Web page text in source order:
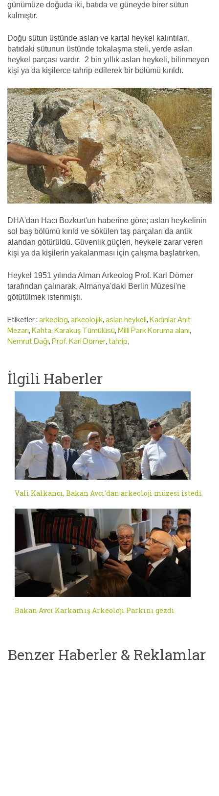
günümüze doğuda iki, batıda ve güneyde birer sütun
kalmıştır.
Doğu sütun üstünde aslan ve kartal heykel kalıntıları,
batıdaki sütunun üstünde tokalaşma steli, yerde aslan
heykel parçası vardır. 2 bin yıllık aslan heykeli, bilinmeyen
kişi ya da kişilerce tahrip edilerek bir bölümü kırıldı.
DHA'dan Hacı Bozkurt'un haberine göre; aslan heykelinin
sol baş bölümü kırıld ve sökülen taş parçaları da antik
alandan götürüldü. Güvenlik güçleri, heykele zarar veren
kişi ya da kişilerin yakalanması için çalışma başlatırken,
Heykel 1951 yılında Alman Arkeolog Prof. Karl Dörner
tarafından çalınarak, Almanya'daki Berlin Müzesi'ne
götütülmek istenmişti.
Etiketler :arkeolog,arkeolojik,aslan heykeli,Kadınlar Anıt
Mezarı,Kahta,Karakuş Tümülüsü,Milli Park Koruma alanı,
Nemrut Dağı,Prof. Karl Dörner,tahrip,
İlgili Haberler
Vali Kalkancı, Bakan Avcı'dan arkeoloji müzesi istedi
Bakan Avcı Karkamış Arkeoloji Parkını gezdi
Benzer Haberler & Reklamlar